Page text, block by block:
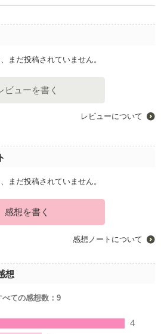
まだ投稿されていません。
ビューを書く
レビューについて
まだ投稿されていません。
感想を書く
感想ノートについて
想
べての感想数： 9